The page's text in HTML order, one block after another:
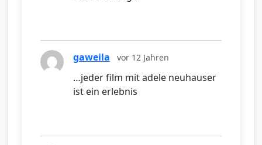
gaweila vor 12 Jahren
…jeder film mit adele neuhauser
ist ein erlebnis